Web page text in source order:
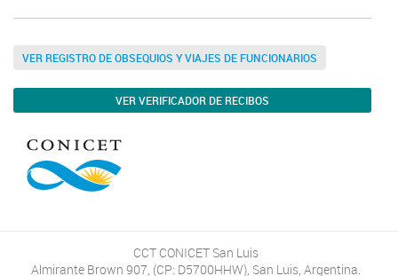
VER REGISTRO DE OBSEQUIOS Y VIAJES DE FUNCIONARIOS
VER VERIFICADOR DE RECIBOS
CCT CONICET San Luis
Almirante Brown 907, (CP: D5700HHW), San Luis, Argentina.